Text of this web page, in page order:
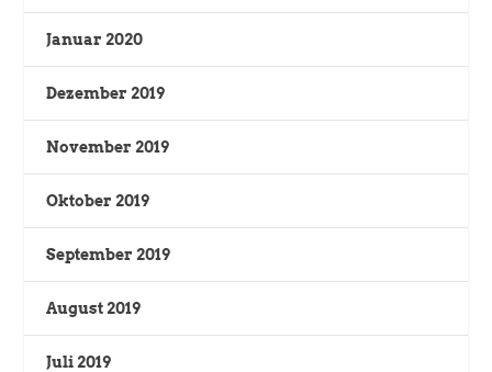
Januar 2020
Dezember 2019
November 2019
Oktober 2019
September 2019
August 2019
Juli 2019